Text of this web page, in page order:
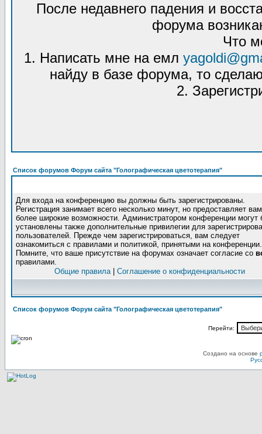
После недавнего падения и
форума
Что
1. Написать мне на емл
найду в базе форума, то
2.
Список форумов Форум сайта "Голографическая цветотерапия"
Для входа на конференцию вы должны быть зарегистрированы.
Регистрация занимает всего несколько минут, но предоставляет вам
более широкие возможности. Администратором конференции могут
установлены также дополнительные привилегии для
пользователей. Прежде чем зарегистрироваться, вам следует
ознакомиться с правилами и политикой, принятыми на конференции.
Помните, что ваше присутствие на форумах означает согласие со
правилами.
Общие правила| Соглашение о конфиденциальности
Список форумов Форум сайта "Голографическая цветотерапия"
Перейти:
Создано на основе